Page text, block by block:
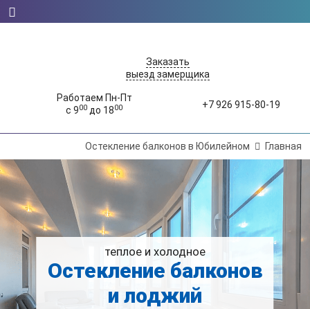
Заказать
выезд замерщика
Работаем Пн-Пт
с 900 до 1800 +7 926 915-80-19
Остекление балконов в Юбилейном Главная
теплое и холодное
Остекление балконов
и лоджий